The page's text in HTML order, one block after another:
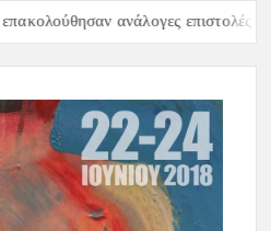
ανάλογες επιστολές